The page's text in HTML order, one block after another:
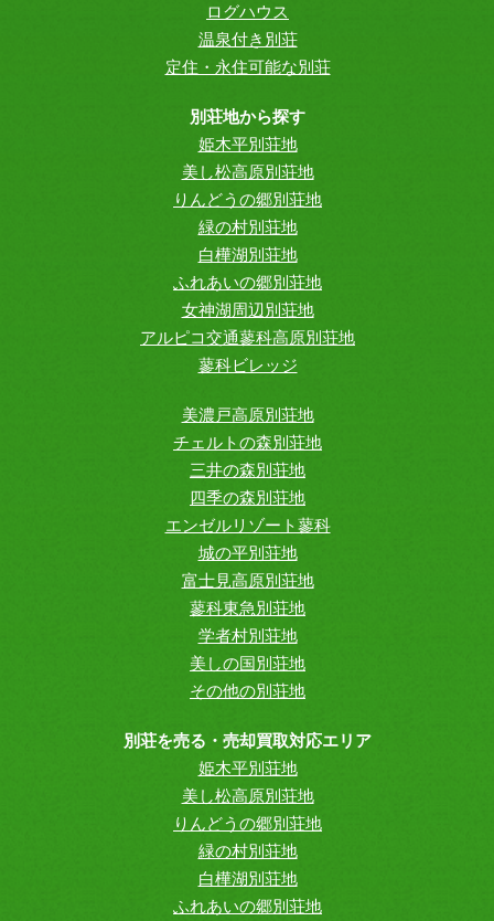
ログハウス
温泉付き別荘
定住・永住可能な別荘
別荘地から探す
姫木平別荘地
美し松高原別荘地
りんどうの郷別荘地
緑の村別荘地
白樺湖別荘地
ふれあいの郷別荘地
女神湖周辺別荘地
アルピコ交通蓼科高原別荘地
蓼科ビレッジ
美濃戸高原別荘地
チェルトの森別荘地
三井の森別荘地
四季の森別荘地
エンゼルリゾート蓼科
城の平別荘地
富士見高原別荘地
蓼科東急別荘地
学者村別荘地
美しの国別荘地
その他の別荘地
別荘を売る・売却買取対応エリア
姫木平別荘地
美し松高原別荘地
りんどうの郷別荘地
緑の村別荘地
白樺湖別荘地
ふれあいの郷別荘地